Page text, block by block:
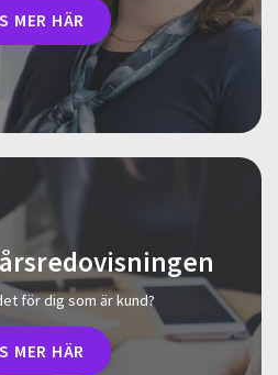
MER HÄR
för dig som är kund?
MER HÄR